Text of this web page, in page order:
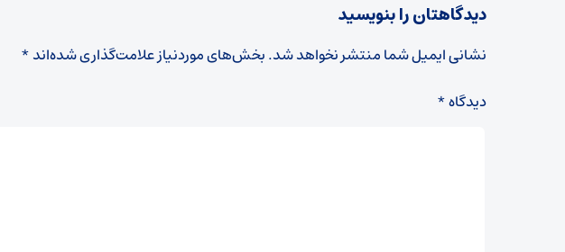
دیدگاهتان را بنویسید
نشانی ایمیل شما منتشر نخواهد شد.بخش‌های موردنیاز علامت‌گذاری شده‌اند*
دیدگاه*